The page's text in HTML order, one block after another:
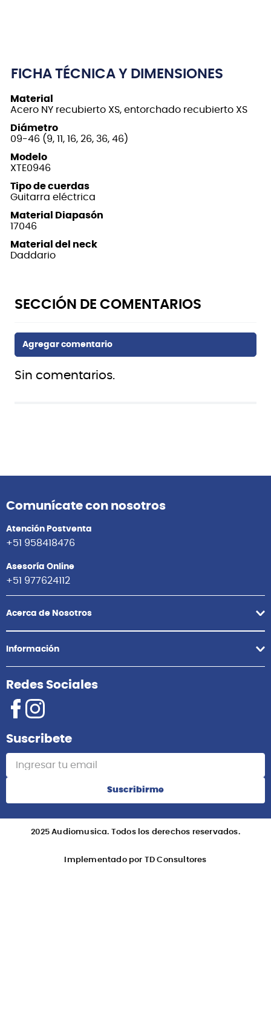
FICHA TÉCNICA Y DIMENSIONES
Material
Acero NY recubierto XS, entorchado recubierto XS
Diámetro
09-46 (9, 11, 16, 26, 36, 46)
Modelo
XTE0946
Tipo de cuerdas
Guitarra eléctrica
Material Diapasón
17046
Material del neck
Daddario
Sin comentarios.
XSE0942 CUERDAS
GUITARRA ELECTRICA
Agregar
XTE0942 CUERDAS
GUITARRA ELECTRICA
+51 958418476
Asesoría Online
+51 977624112
Acerca de Nosotros